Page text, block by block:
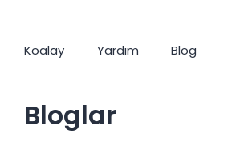
Koalay Yardım Blog
Bloglar